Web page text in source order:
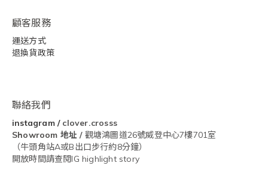
顧客服務
運送方式
退換貨政策
聯絡我們
instagram/ clover.crosss
Showroom 地址 / 觀塘鴻圖道26號威登中心7樓701室
（牛頭角站A或B出口步行約8分鐘）
開放時間請查閱IG highlight story